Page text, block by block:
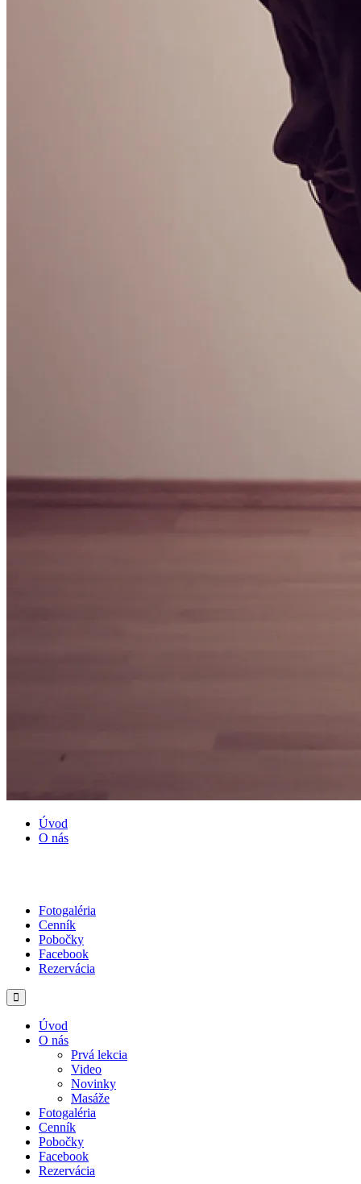
Úvod
O nás
Fotogaléria
Cenník
Pobočky
Facebook
Rezervácia
Úvod
O nás
Prvá lekcia
Video
Novinky
Masáže
Fotogaléria
Cenník
Pobočky
Facebook
Rezervácia